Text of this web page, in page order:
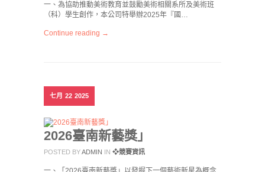
一、為協助推動美術教育並鼓勵美術相關系所及美術班
（科）學生創作，本公司特舉辦2025年『國…
Continue reading →
七月 22 2025
2026臺南新藝獎」
POSTED BYADMIN IN ❖競賽資訊